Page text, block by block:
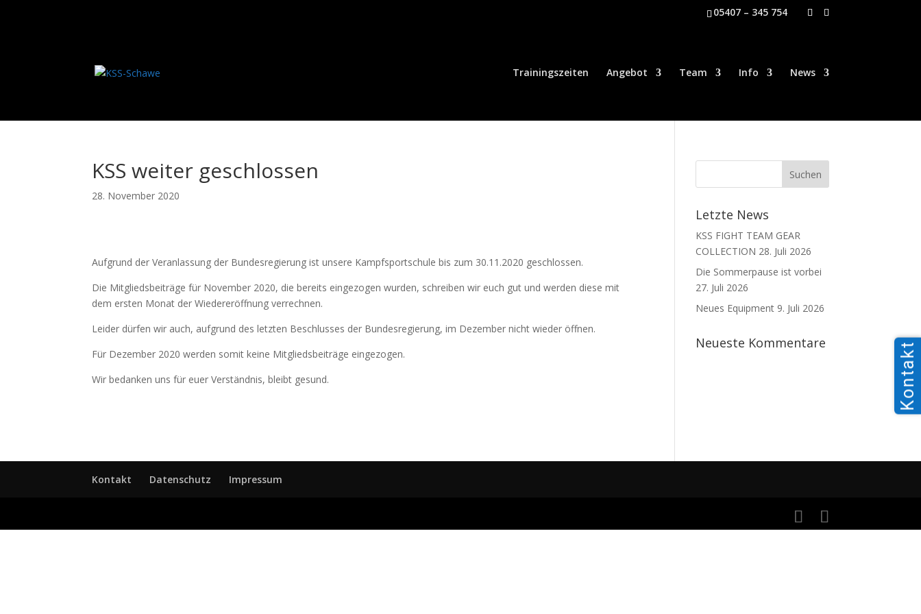
05407 – 345 754
Trainingszeiten Angebot Team Info News
KSS weiter geschlossen
28. November 2020
Aufgrund der Veranlassung der Bundesregierung ist unsere Kampfsportschule bis zum 30.11.2020 geschlossen.
Die Mitgliedsbeiträge für November 2020, die bereits eingezogen wurden, schreiben wir euch gut und werden diese mit
dem ersten Monat der Wiedereröffnung verrechnen.
Leider dürfen wir auch, aufgrund des letzten Beschlusses der Bundesregierung, im Dezember nicht wieder öffnen.
Für Dezember 2020 werden somit keine Mitgliedsbeiträge eingezogen.
Wir bedanken uns für euer Verständnis, bleibt gesund.
Letzte News
KSS FIGHT TEAM GEAR
COLLECTION 28. Juli 2026
Die Sommerpause ist vorbei
27. Juli 2026
Neues Equipment 9. Juli 2026
Neueste Kommentare
Kontakt Datenschutz Impressum
Kontakt